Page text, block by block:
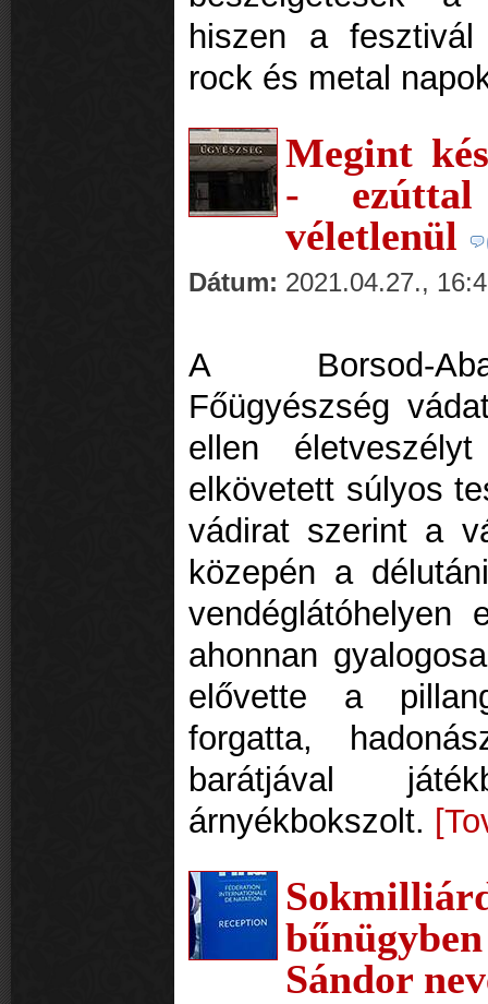
hiszen a
rock és metal
Megint
- ezúttal
véletlenül
Dátum: 2021.04.27.,
A Borsod-
Főügyészség
ellen
elkövetett súlyos
vádirat szerint a
közepén a
vendéglátóhelyen
ahonnan
elővette a
forgatta,
barátjával
árnyékbokszolt.
Sándor